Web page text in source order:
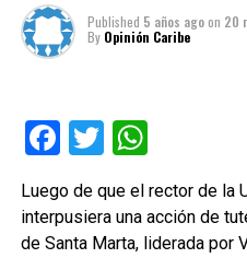
Published 5 años agoon 20
By Opinión Caribe
Facebook
Twitter
Luego de que el rector de la
interpusiera una acción de
de Santa Marta, liderada por